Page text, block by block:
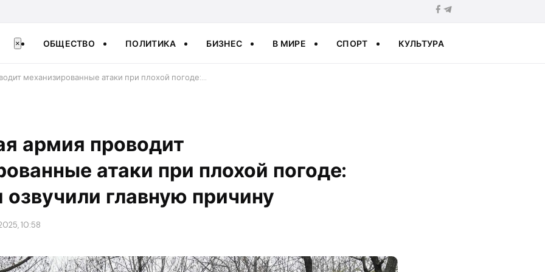
× ОБЩЕСТВО ПОЛИТИКА БИЗНЕС В МИРЕ СПОРТ КУЛЬТУРА
механизированные атаки при плохой погоде:…
армия проводит
атаки при плохой погоде:
озвучили главную причину
10:58